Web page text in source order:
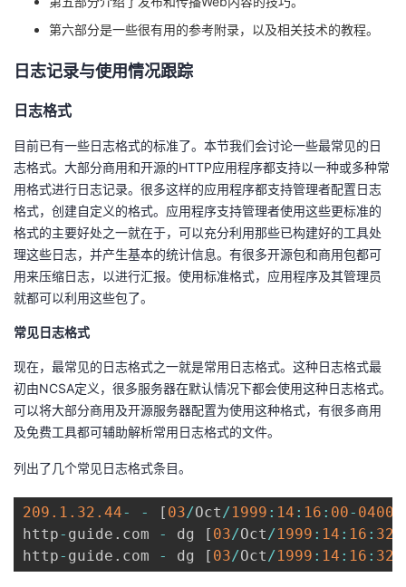
开
发
者
学
堂
我
的
课
程
我
的
认
证
我
的
实
验
我
的
收
藏
的
Programs
的
支
持
我
的
技
术
支
持
我
的
云
声
建
议
第六部分是一些很有用的参考附录，以及相关技术的教程。
日志记录与使用情况跟踪
日志格式
目前已有一些日志格式的标准了。本节我们会讨论一些最常见的日
志格式。大部分商用和开源的HTTP应用程序都支持以一种或多种常
用格式进行日志记录。很多这样的应用程序都支持管理者配置日志
格式，创建自定义的格式。应用程序支持管理者使用这些更标准的
格式的主要好处之一就在于，可以充分利用那些已构建好的工具处
理这些日志，并产生基本的统计信息。有很多开源包和商用包都可
用来压缩日志，以进行汇报。使用标准格式，应用程序及其管理员
就都可以利用这些包了。
常见日志格式
现在，最常见的日志格式之一就是常用日志格式。这种日志格式最
初由NCSA定义，很多服务器在默认情况下都会使用这种日志格式。
可以将大部分商用及开源服务器配置为使用这种格式，有很多商用
及免费工具都可辅助解析常用日志格式的文件。
列出了几个常见日志格式条目。
209.1 .32 .44- - [ 03/Oct/1999 : 14 : 16 : 00- 0400
http- guide . com - dg [ 03/Oct/1999 : 14 : 16 : 32
http- guide . com - dg [ 03/Oct/1999 : 14 : 16 : 32